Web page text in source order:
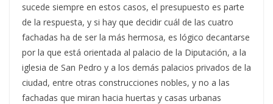
sucede siempre en estos casos, el presupuesto es parte
de la respuesta, y si hay que decidir cuál de las cuatro
fachadas ha de ser la más hermosa, es lógico decantarse
por la que está orientada al palacio de la Diputación, a la
iglesia de San Pedro y a los demás palacios privados de la
ciudad, entre otras construcciones nobles, y no a las
fachadas que miran hacia huertas y casas urbanas